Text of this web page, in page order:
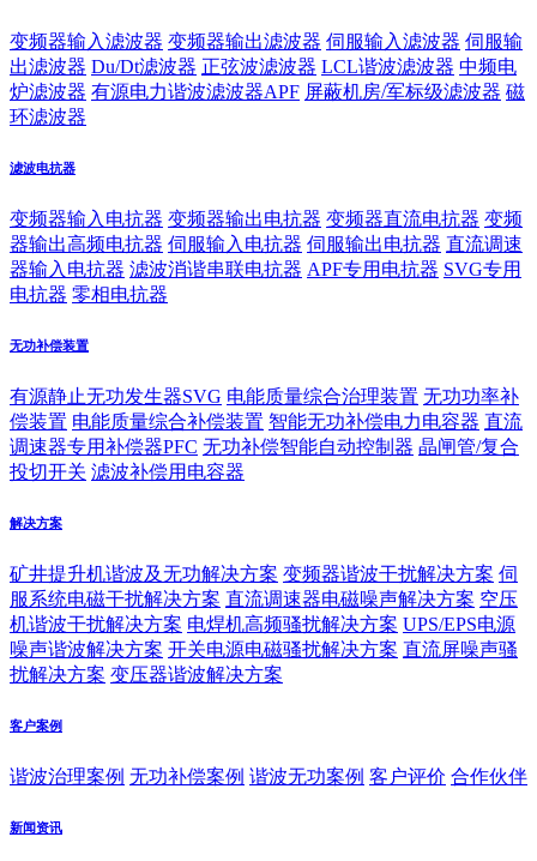
变频器输入滤波器 变频器输出滤波器 伺服输入滤波器 伺服输
出滤波器 Du/Dt滤波器 正弦波滤波器 LCL谐波滤波器 中频电
炉滤波器 有源电力谐波滤波器APF 屏蔽机房/军标级滤波器 磁
环滤波器
滤波电抗器
变频器输入电抗器 变频器输出电抗器 变频器直流电抗器 变频
器输出高频电抗器 伺服输入电抗器 伺服输出电抗器 直流调速
器输入电抗器 滤波消谐串联电抗器 APF专用电抗器 SVG专用
电抗器 零相电抗器
无功补偿装置
有源静止无功发生器SVG 电能质量综合治理装置 无功功率补
偿装置 电能质量综合补偿装置 智能无功补偿电力电容器 直流
调速器专用补偿器PFC 无功补偿智能自动控制器 晶闸管/复合
投切开关 滤波补偿用电容器
解决方案
矿井提升机谐波及无功解决方案 变频器谐波干扰解决方案 伺
服系统电磁干扰解决方案 直流调速器电磁噪声解决方案 空压
机谐波干扰解决方案 电焊机高频骚扰解决方案 UPS/EPS电源
噪声谐波解决方案 开关电源电磁骚扰解决方案 直流屏噪声骚
扰解决方案 变压器谐波解决方案
客户案例
谐波治理案例 无功补偿案例 谐波无功案例 客户评价 合作伙伴
新闻资讯